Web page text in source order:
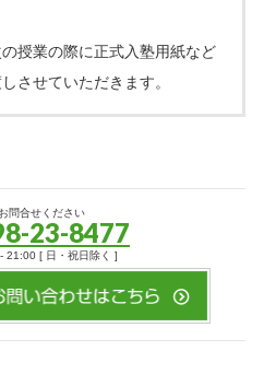
授業の際に正式入塾用紙など
させていただきます。
問合せください
23-8477
21:00 [ 日・祝日除く ]